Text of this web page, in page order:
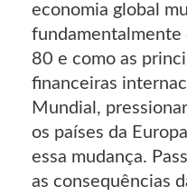
economia global
fundamentalmente
80 e como as
financeiras
Mundial,
os países da
essa mudança.
as consequências